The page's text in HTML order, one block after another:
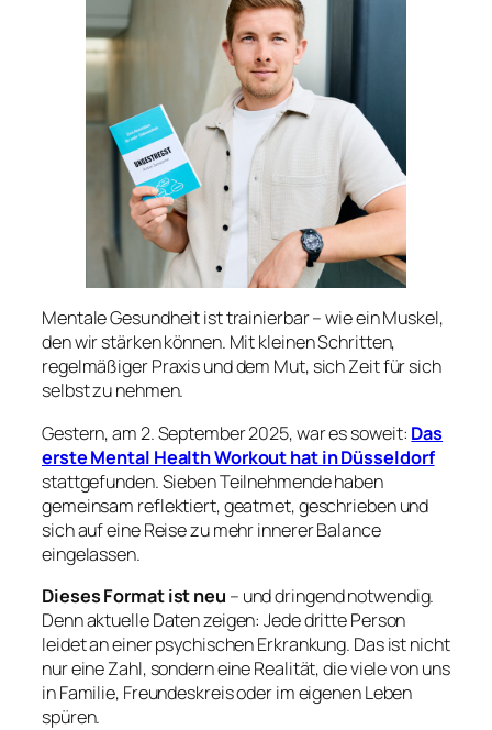
Mentale Gesundheit ist trainierbar – wie ein Muskel,
den wir stärken können. Mit kleinen Schritten,
regelmäßiger Praxis und dem Mut, sich Zeit für sich
selbst zu nehmen.
Gestern, am 2. September 2025, war es soweit: Das
erste Mental Health Workout hat in Düsseldorf
stattgefunden. Sieben Teilnehmende haben
gemeinsam reflektiert, geatmet, geschrieben und
sich auf eine Reise zu mehr innerer Balance
eingelassen.
Dieses Format ist neu – und dringend notwendig.
Denn aktuelle Daten zeigen: Jede dritte Person
leidet an einer psychischen Erkrankung. Das ist nicht
nur eine Zahl, sondern eine Realität, die viele von uns
in Familie, Freundeskreis oder im eigenen Leben
spüren.